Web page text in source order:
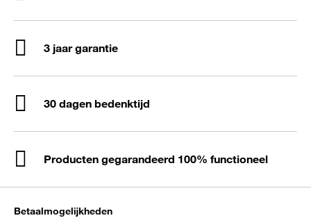
3 jaar garantie
30 dagen bedenktijd
Producten gegarandeerd 100% functioneel
Betaalmogelijkheden